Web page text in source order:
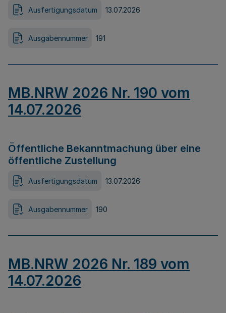
Ausfertigungsdatum 13.07.2026
Ausgabennummer 191
MB.NRW 2026 Nr. 190 vom
14.07.2026
Öffentliche Bekanntmachung über eine
öffentliche Zustellung
Ausfertigungsdatum 13.07.2026
Ausgabennummer 190
MB.NRW 2026 Nr. 189 vom
14.07.2026